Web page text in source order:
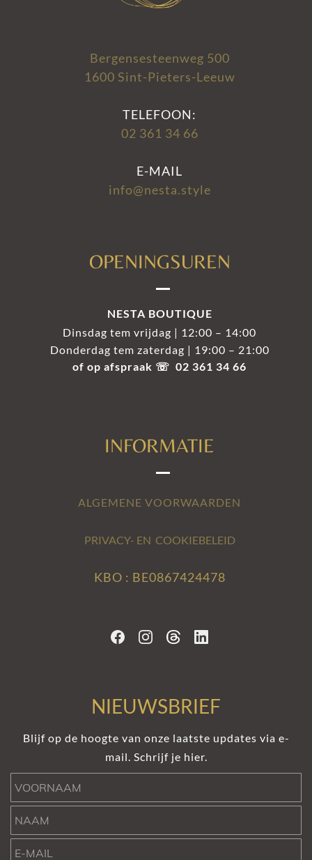
Bergensesteenweg 500
1600 Sint-Pieters-Leeuw
TELEFOON:
02 361 34 66
E-MAIL
info@nesta.style
OPENINGSUREN
NESTA BOUTIQUE
Dinsdag tem vrijdag | 12:00 – 14:00
Donderdag tem zaterdag | 19:00 – 21:00
of op afspraak ☏ 02 361 34 66
INFORMATIE
ALGEMENE VOORWAARDEN
PRIVACY- EN COOKIEBELEID
KBO : BE0867424478
NIEUWSBRIEF
Blijf op de hoogte van onze laatste updates via e-
mail. Schrijf je hier.